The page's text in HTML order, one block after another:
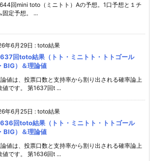
回mini toto（ミニトト）Aの予想。1口予想と１チ
固定予想。 ...
年6月29日 : toto結果
回toto結果（トト・ミニトト・トトゴール
BIG）＆理論値
値は、投票口数と支持率から割り出される確率論上
値です。 第1637回t ...
年6月25日 : toto結果
回toto結果（トト・ミニトト・トトゴール
BIG）＆理論値
値は、投票口数と支持率から割り出される確率論上
値です。 第1636回t ...